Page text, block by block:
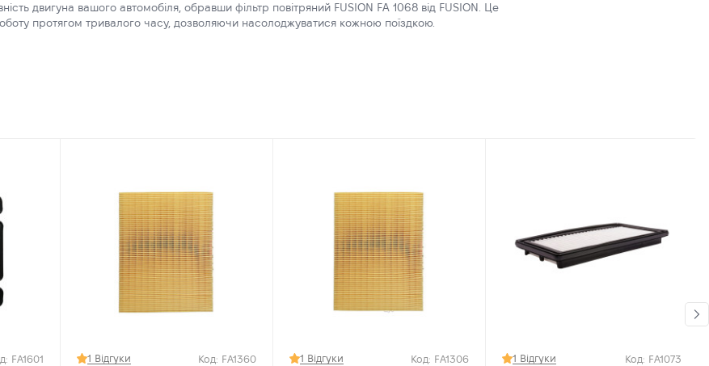
двигуна вашого автомобіля, обравши фільтр повітряний FUSION FA 1068 від FUSION. Це
протягом тривалого часу, дозволяючи насолоджуватися кожною поїздкою.
FA1601 1 Відгуки Код: FA1360 1 Відгуки Код: FA1306 1 Відгуки Код: FA1073